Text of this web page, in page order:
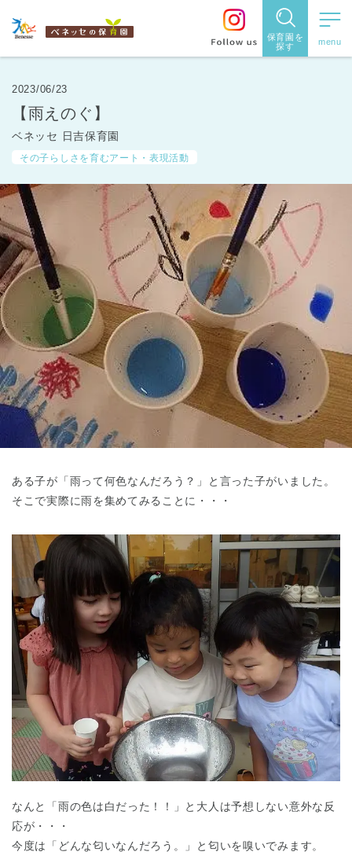
保育園を
探す
保育園を探す
名から探
す
都道府県
から探す
東京都
東京都 全域
2023/06/23
【雨えのぐ】
ベネッセ 日吉保育園
その子らしさを育むアート・表現活動
ある子が「雨って何色なんだろう？」と言った子がいました。
そこで実際に雨を集めてみることに・・・
なんと「雨の色は白だった！！」と大人は予想しない意外な反
応が・・・
今度は「どんな匂いなんだろう。」と匂いを嗅いでみます。